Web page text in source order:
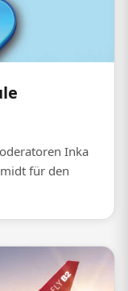
Inka
für den